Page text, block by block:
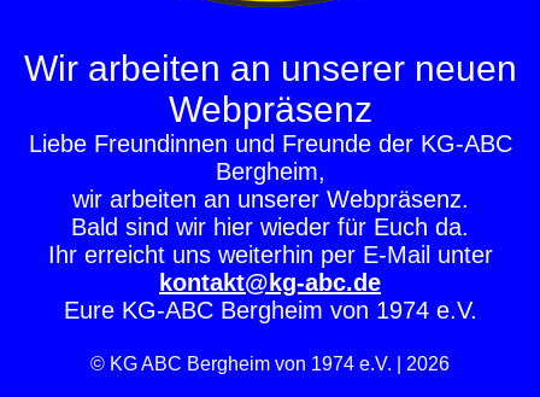
Wir arbeiten an unserer neuen
Webpräsenz
Liebe Freundinnen und Freunde der KG-ABC
Bergheim,
wir arbeiten an unserer Webpräsenz.
Bald sind wir hier wieder für Euch da.
Ihr erreicht uns weiterhin per E-Mail unter
kontakt@kg-abc.de
Eure KG-ABC Bergheim von 1974 e.V.
© KG ABC Bergheim von 1974 e.V. | 2026